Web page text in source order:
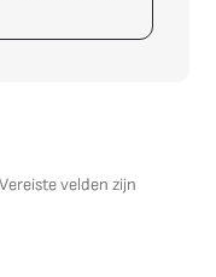
Vereiste velden zijn